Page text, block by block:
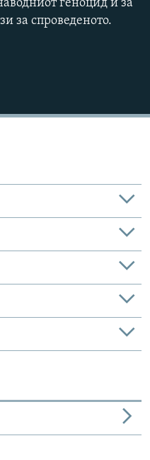
геноцид и за
за спроведеното.